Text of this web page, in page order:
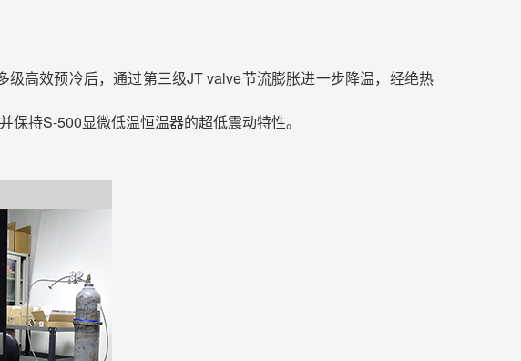
高效预冷后，通过第三级JT valve节流膨胀进一步降温，经绝热
保持S-500显微低温恒温器的超低震动特性。